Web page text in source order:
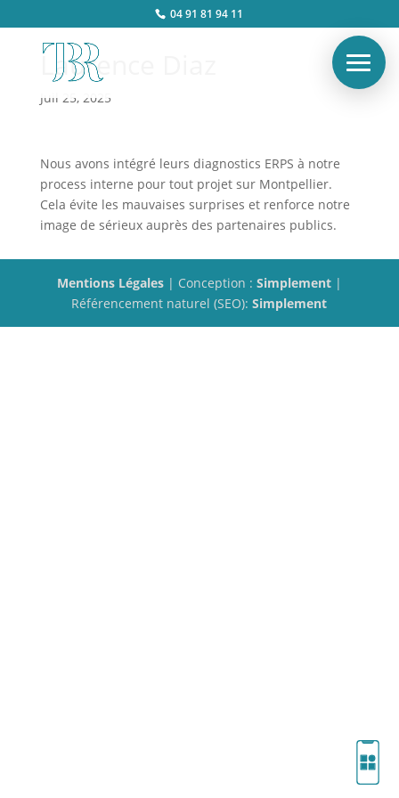
04 91 81 94 11
Laurence Diaz
Juil 25, 2025
Nous avons intégré leurs diagnostics ERPS à notre
process interne pour tout projet sur Montpellier.
Cela évite les mauvaises surprises et renforce notre
image de sérieux auprès des partenaires publics.
Mentions Légales| Conception : Simplement|
Référencement naturel (SEO):Simplement